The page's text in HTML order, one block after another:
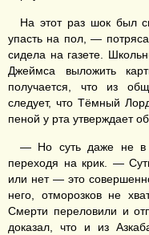
На этот раз шок был
упасть на пол, —
сидела на газете.
Джеймса выложить
получается, что из
следует, что Тёмный
пеной у рта утверждает
— Но суть даже не в
переходя на крик. —
или нет — это
него, отморозков не
Смерти переловили и
доказал, что и из